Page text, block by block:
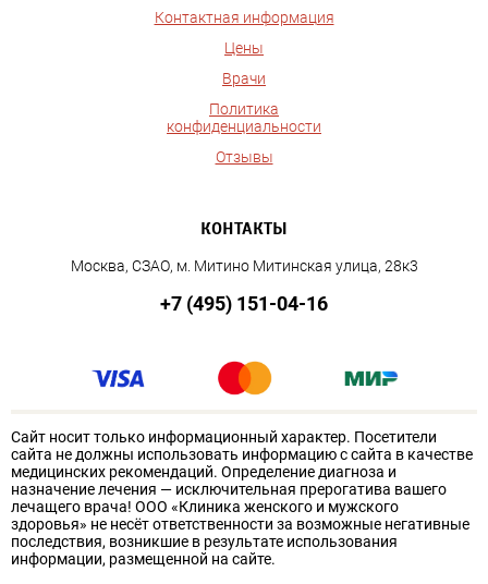
Контактная информация
Цены
Врачи
Политика
конфиденциальности
Отзывы
КОНТАКТЫ
Москва, СЗАО, м. Митино Митинская улица, 28к3
+7 (495) 151-04-16
Сайт носит только информационный характер. Посетители
сайта не должны использовать информацию с сайта в качестве
медицинских рекомендаций. Определение диагноза и
назначение лечения — исключительная прерогатива вашего
лечащего врача! ООО «Клиника женского и мужского
здоровья» не несёт ответственности за возможные негативные
последствия, возникшие в результате использования
информации, размещенной на сайте.